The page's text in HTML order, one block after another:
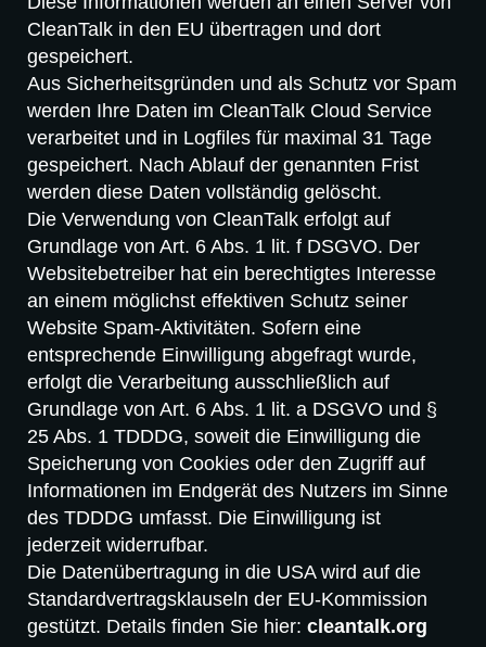
CleanTalk in den EU übertragen und dort
gespeichert.
Aus Sicherheitsgründen und als Schutz vor Spam
werden Ihre Daten im CleanTalk Cloud Service
verarbeitet und in Logfiles für maximal 31 Tage
gespeichert. Nach Ablauf der genannten Frist
werden diese Daten vollständig gelöscht.
Die Verwendung von CleanTalk erfolgt auf
Grundlage von Art. 6 Abs. 1 lit. f DSGVO. Der
Websitebetreiber hat ein berechtigtes Interesse
an einem möglichst effektiven Schutz seiner
Website Spam-Aktivitäten. Sofern eine
entsprechende Einwilligung abgefragt wurde,
erfolgt die Verarbeitung ausschließlich auf
Grundlage von Art. 6 Abs. 1 lit. a DSGVO und §
25 Abs. 1 TDDDG, soweit die Einwilligung die
Speicherung von Cookies oder den Zugriff auf
Informationen im Endgerät des Nutzers im Sinne
des TDDDG umfasst. Die Einwilligung ist
jederzeit widerrufbar.
Die Datenübertragung in die USA wird auf die
Standardvertragsklauseln der EU-Kommission
gestützt. Details finden Sie hier: cleantalk.org